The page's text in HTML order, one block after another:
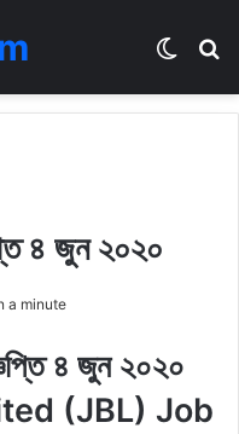
৪ জুন ২০২০
a minute
৪ জুন ২০২০
(JBL) Job